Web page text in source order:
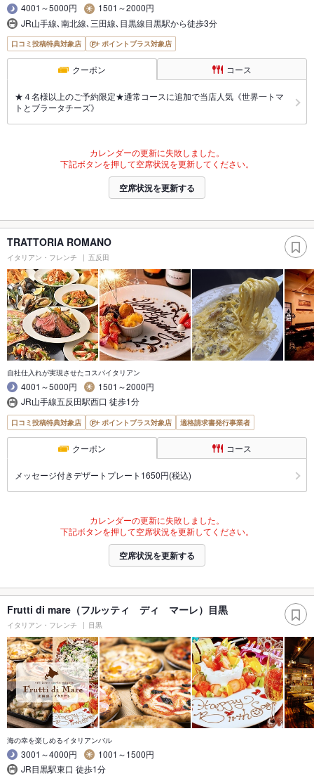
4001～5000円
1501～2000円
JR山手線､南北線､三田線､目黒線目黒駅から徒歩3分
口コミ投稿特典対象店 ポイントプラス対象店
クーポン コース
★４名様以上のご予約限定★通常コースに追加で当店人気《世界一トマ
トとブラータチーズ》
カレンダーの更新に失敗しました。
下記ボタンを押して空席状況を更新してください。
空席状況を更新する
TRATTORIA ROMANO
イタリアン・フレンチ 五反田
自社仕入れが実現させたコスパイタリアン
4001～5000円
1501～2000円
JR山手線五反田駅西口 徒歩1分
口コミ投稿特典対象店 ポイントプラス対象店 適格請求書発行事業者
クーポン コース
メッセージ付きデザートプレート1650円(税込)
カレンダーの更新に失敗しました。
下記ボタンを押して空席状況を更新してください。
空席状況を更新する
Frutti di mare（フルッティ ディ マーレ）目黒
イタリアン・フレンチ 目黒
海の幸を楽しめるイタリアンバル
3001～4000円
1001～1500円
JR目黒駅東口 徒歩1分